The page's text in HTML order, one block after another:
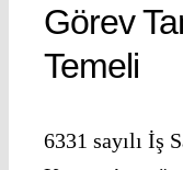
Görev
Temeli
6331 sayılı İş